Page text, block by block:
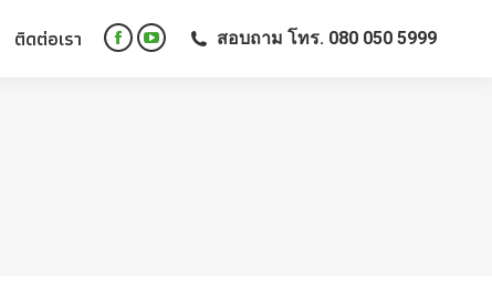
ติดต่อเรา
FacebookYouTube สอบถาม โทร. 080 050 5999
ติดต่อเรา
FacebookYouTube สอบถาม โทร. 080 050 5999